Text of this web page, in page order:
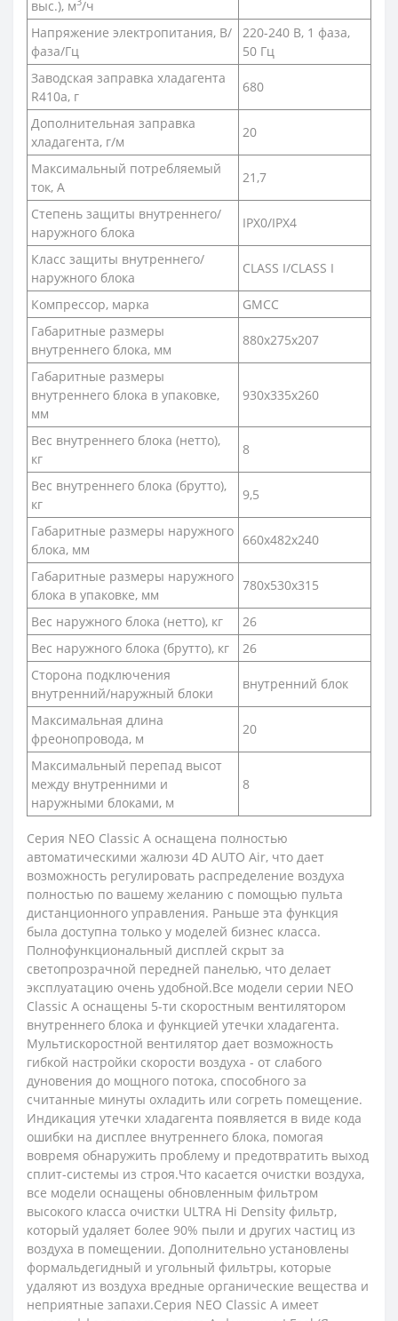
выс.), м /ч
Напряжение электропитания, В/
фаза/Гц
220-240 В, 1 фаза,
50 Гц
Заводская заправка хладагента
R410a, г
680
Дополнительная заправка
хладагента, г/м
20
Максимальный потребляемый
ток, А
21,7
Степень защиты внутреннего/
наружного блока
IPX0/IPX4
Класс защиты внутреннего/
наружного блока
CLASS I/CLASS I
Компрессор, марка
GMCC
Габаритные размеры
внутреннего блока, мм
880x275x207
Габаритные размеры
внутреннего блока в упаковке,
мм
930x335x260
Вес внутреннего блока (нетто),
кг
8
Вес внутреннего блока (брутто),
кг
9,5
Габаритные размеры наружного
блока, мм
660x482x240
Габаритные размеры наружного
блока в упаковке, мм
780x530x315
Вес наружного блока (нетто), кг
26
Вес наружного блока (брутто), кг
26
Сторона подключения
внутренний/наружный блоки
внутренний блок
Максимальная длина
фреонопровода, м
20
Максимальный перепад высот
между внутренними и
наружными блоками, м
8
Серия NEO Classic A оснащена полностью
автоматическими жалюзи 4D AUTO Air, что дает
возможность регулировать распределение воздуха
полностью по вашему желанию с помощью пульта
дистанционного управления. Раньше эта функция
была доступна только у моделей бизнес класса.
Полнофункциональный дисплей скрыт за
светопрозрачной передней панелью, что делает
эксплуатацию очень удобной.Все модели серии NEO
Classic A оснащены 5-ти скоростным вентилятором
внутреннего блока и функцией утечки хладагента.
Мультискоростной вентилятор дает возможность
гибкой настройки скорости воздуха - от слабого
дуновения до мощного потока, способного за
считанные минуты охладить или согреть помещение.
Индикация утечки хладагента появляется в виде кода
ошибки на дисплее внутреннего блока, помогая
вовремя обнаружить проблему и предотвратить выход
сплит-системы из строя.Что касается очистки воздуха,
все модели оснащены обновленным фильтром
высокого класса очистки ULTRA Hi Density фильтр,
который удаляет более 90% пыли и других частиц из
воздуха в помещении. Дополнительно установлены
формальдегидный и угольный фильтры, которые
удаляют из воздуха вредные органические вещества и
неприятные запахи.Серия NEO Classic A имеет